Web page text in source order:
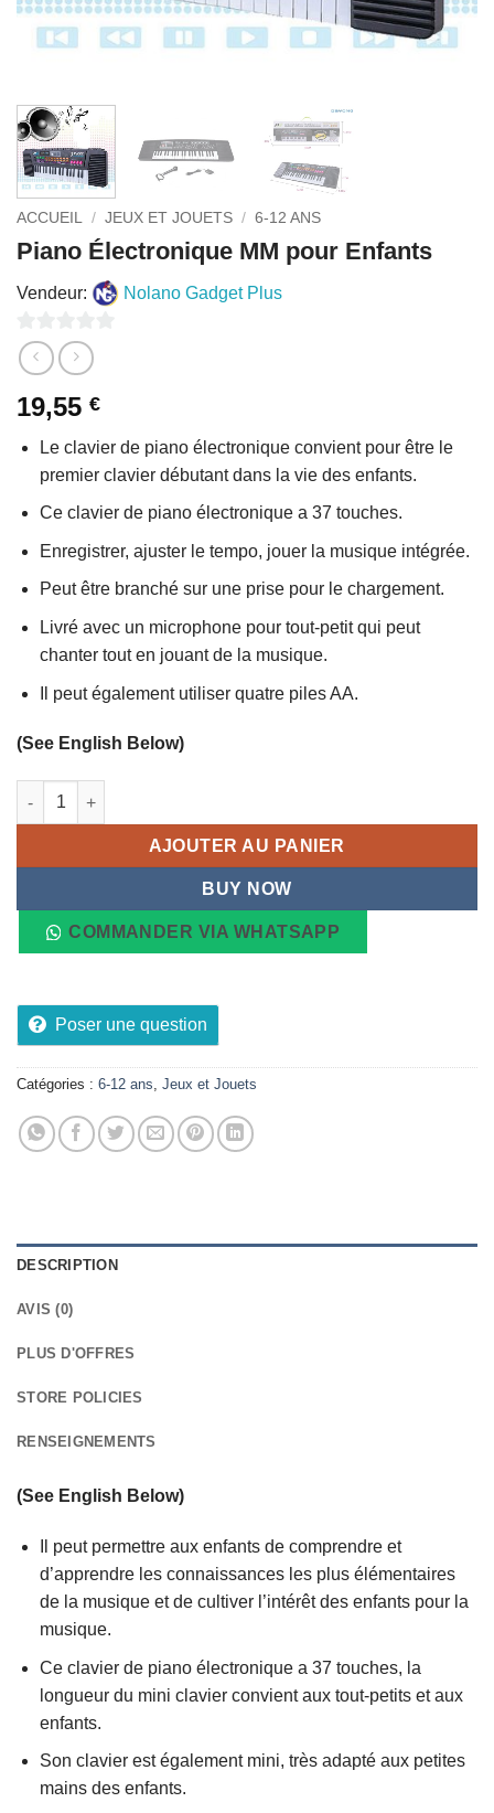
ACCUEIL / JEUX ET JOUETS / 6-12 ANS
Piano Électronique MM pour Enfants
Vendeur: Nolano Gadget Plus
0
sur
5
19,55 €
Le clavier de piano électronique convient pour être le
premier clavier débutant dans la vie des enfants.
Ce clavier de piano électronique a 37 touches.
Enregistrer, ajuster le tempo, jouer la musique intégrée.
Peut être branché sur une prise pour le chargement.
Livré avec un microphone pour tout-petit qui peut
chanter tout en jouant de la musique.
Il peut également utiliser quatre piles AA.
(See English Below)
quantité de Piano Électronique MM pour Enfants
AJOUTER AU PANIER
BUY NOW
COMMANDER VIA WHATSAPP
Poser une question
Catégories : 6-12 ans, Jeux et Jouets
DESCRIPTION
AVIS (0)
PLUS D'OFFRES
STORE POLICIES
RENSEIGNEMENTS
(See English Below)
Il peut permettre aux enfants de comprendre et
d’apprendre les connaissances les plus élémentaires
de la musique et de cultiver l’intérêt des enfants pour la
musique.
Ce clavier de piano électronique a 37 touches, la
longueur du mini clavier convient aux tout-petits et aux
enfants.
Son clavier est également mini, très adapté aux petites
mains des enfants.